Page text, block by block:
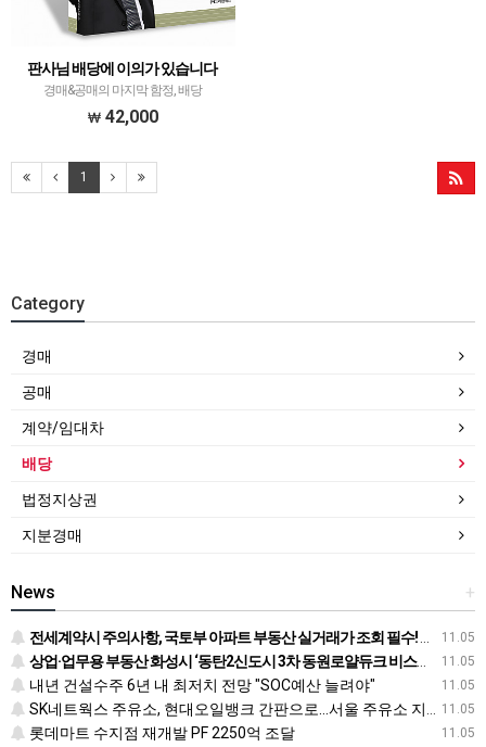
판사님 배당에 이의가 있습니다
경매&공매의 마지막 함정, 배당
42,000
1
Category
경매
공매
계약/임대차
배당
법정지상권
지분경매
+
News
11.05
전세계약시 주의사항, 국토부 아파트 부동산 실거래가 조회 필수! 전입신고 하는법과 확정일자 받는법도
11.05
상업·업무용 부동산 화성시 ‘동탄2신도시 3차 동원로얄듀크 비스타스퀘어’ 눈길
11.05
내년 건설수주 6년 내 최저치 전망 "SOC예산 늘려야"
11.05
SK네트웍스 주유소, 현대오일뱅크 간판으로…서울 주유소 지도 어떻게 바뀌나
11.05
롯데마트 수지점 재개발 PF 2250억 조달